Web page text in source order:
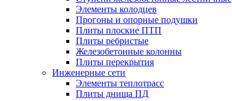
Элементы колодцев
Прогоны и опорные подушки
Плиты плоские ПТП
Плиты ребристые
Железобетонные колонны
Плиты перекрытия
Инженерные сети
Элементы теплотрасс
Плиты днища ПД